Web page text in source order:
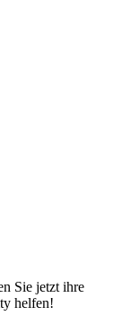
Sie jetzt ihre
helfen!